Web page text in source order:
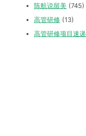
陈航说留美 (745)
高管研修 (13)
高管研修项目速递